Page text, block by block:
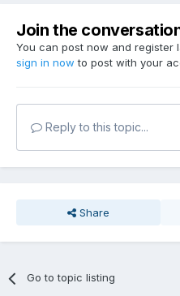
Join the
You can post now and register
sign in now to post with your
Reply to this topic...
Share
Go to topic listing